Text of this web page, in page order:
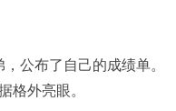
公布了自己的成绩单。
格外亮眼。